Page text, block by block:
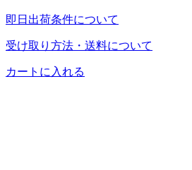
即日出荷条件について
受け取り方法・送料について
カートに入れる